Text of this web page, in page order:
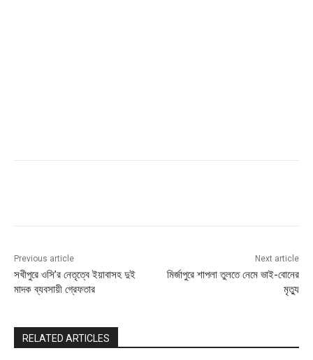
Previous article
সখীপুরে ওসি’র নেতৃত্বে ইয়াবাসহ দুই
মাদক ব্যবসায়ী গ্রেফতার
Next article
মির্জাপুরে শাপলা তুলতে নেমে ভাই-বোনের
মৃত্যু
RELATED ARTICLES